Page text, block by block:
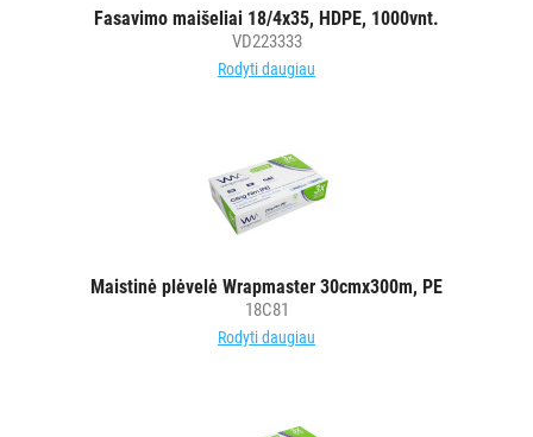
Fasavimo maišeliai 18/4x35, HDPE, 1000vnt.
VD223333
Rodyti daugiau
Maistinė plėvelė Wrapmaster 30cmx300m, PE
18C81
Rodyti daugiau